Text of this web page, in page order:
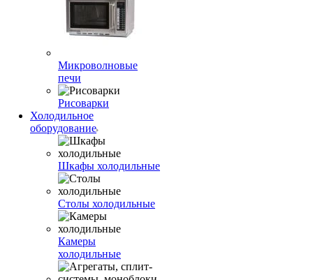
Микроволновые
печи
Рисоварки
Холодильное
оборудование
Шкафы холодильные
Столы холодильные
Камеры
холодильные